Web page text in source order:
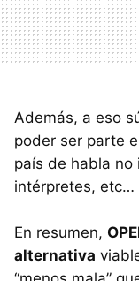
Además, a eso
poder ser parte
país de habla no
intérpretes, etc…
En resumen,
alternativa